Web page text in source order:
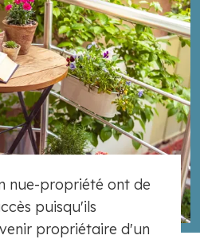
nue-propriété ont de
puisqu'ils
propriétaire d'un